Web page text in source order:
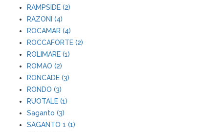
RAMPSIDE (2)
RAZONI (4)
ROCAMAR (4)
ROCCAFORTE (2)
ROLIMARE (1)
ROMAO (2)
RONCADE (3)
RONDO (3)
RUOTALE (1)
Saganto (3)
SAGANTO 1 (1)